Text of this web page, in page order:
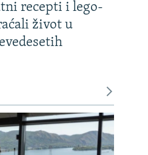
recepti i lego-
život u